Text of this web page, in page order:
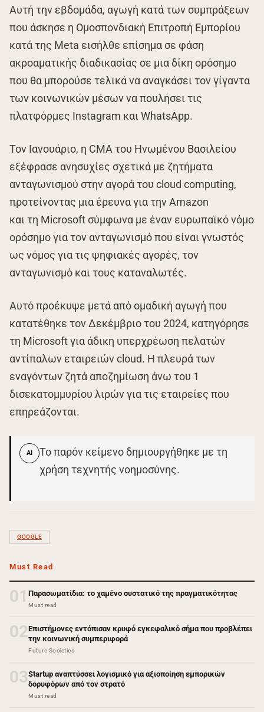
Αυτή την εβδομάδα, αγωγή κατά των συμπράξεων
που άσκησε η Ομοσπονδιακή Επιτροπή Εμπορίου
κατά της Meta εισήλθε επίσημα σε φάση
ακροαματικής διαδικασίας σε μια δίκη ορόσημο
που θα μπορούσε τελικά να αναγκάσει τον γίγαντα
των κοινωνικών μέσων να πουλήσει τις
πλατφόρμες Instagram και WhatsApp.
Τον Ιανουάριο, η CMA του Ηνωμένου Βασιλείου
εξέφρασε ανησυχίες σχετικά με ζητήματα
ανταγωνισμού στην αγορά του cloud computing,
προτείνοντας μια έρευνα για την Amazon
και τη Microsoft σύμφωνα με έναν ευρωπαϊκό νόμο
ορόσημο για τον ανταγωνισμό που είναι γνωστός
ως νόμος για τις ψηφιακές αγορές, τον
ανταγωνισμό και τους καταναλωτές.
Αυτό προέκυψε μετά από ομαδική αγωγή που
κατατέθηκε τον Δεκέμβριο του 2024, κατηγόρησε
τη Microsoft για άδικη υπερχρέωση πελατών
αντίπαλων εταιρειών cloud. Η πλευρά των
εναγόντων ζητά αποζημίωση άνω του 1
δισεκατομμυρίου λιρών για τις εταιρείες που
επηρεάζονται.
AI
Το παρόν κείμενο δημιουργήθηκε με τη
χρήση τεχνητής νοημοσύνης.
GOOGLE
Must Read
01 Παρασωματίδια: το χαμένο συστατικό της πραγματικότητας
Must read
02Επιστήμονες εντόπισαν κρυφό εγκεφαλικό σήμα που προβλέπει
την κοινωνική συμπεριφορά
Future Societies
03Startup αναπτύσσει λογισμικό για αξιοποίηση εμπορικών
δορυφόρων από τον στρατό
Must read